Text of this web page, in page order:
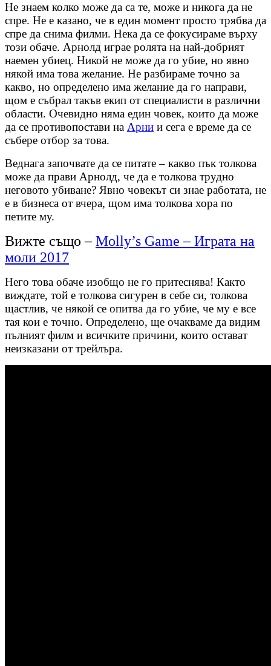
Не знаем колко може да са те, може и никога да не
спре. Не е казано, че в един момент просто трябва да
спре да снима филми. Нека да се фокусираме върху
този обаче. Арнолд играе ролята на най-добрият
наемен убиец. Никой не може да го убие, но явно
някой има това желание. Не разбираме точно за
какво, но определено има желание да го направи,
щом е събрал такъв екип от специалисти в различни
области. Очевидно няма един човек, които да може
да се противопостави на Арни и сега е време да се
събере отбор за това.
Веднага започвате да се питате – какво пък толкова
може да прави Арнолд, че да е толкова трудно
неговото убиване? Явно човекът си знае работата, не
е в бизнеса от вчера, щом има толкова хора по
петите му.
Вижте също –Molly’s Game – Играта на
моли 2017
Него това обаче изобщо не го притеснява! Както
виждате, той е толкова сигурен в себе си, толкова
щастлив, че някой се опитва да го убие, че му е все
тая кои е точно. Определено, ще очакваме да видим
пълният филм и всичките причини, които остават
неизказани от трейлъра.